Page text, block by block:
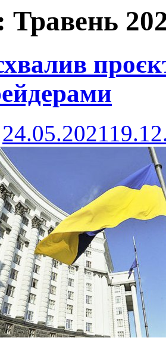
Травень
24.05.2021